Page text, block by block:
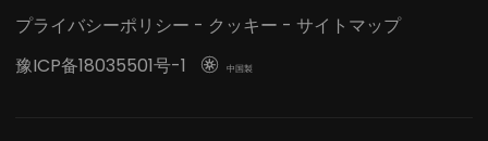
プライバシーポリシー - クッキー - サイトマップ
豫ICP备18035501号-1
 中国製